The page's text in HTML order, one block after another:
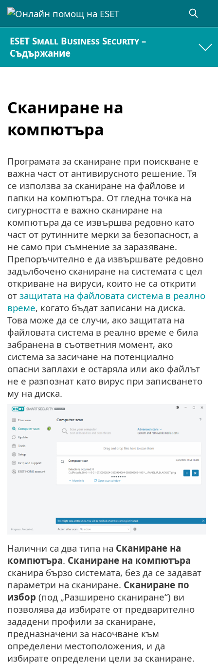
ESET Small Business Security –
Съдържание
Сканиране на
компютъра
Програмата за сканиране при поискване е
важна част от антивирусното решение. Тя
се използва за сканиране на файлове и
папки на компютъра. От гледна точка на
сигурността е важно сканиране на
компютъра да се извършва редовно като
част от рутинните мерки за безопасност, а
не само при съмнение за заразяване.
Препоръчително е да извършвате редовно
задълбочено сканиране на системата с цел
откриване на вируси, които не са открити
от защитата на файловата система в реално
време, когато бъдат записани на диска.
Това може да се случи, ако защитата на
файловата система в реално време е била
забранена в съответния момент, ако
система за засичане на потенциално
опасни заплахи е остаряла или ако файлът
не е разпознат като вирус при записването
му на диска.
Налични са два типа на Сканиране на
компютъра. Сканиране на компютъра
сканира бързо системата, без да се задават
параметри на сканиране. Сканиране по
избор (под „Разширено сканиране“) ви
позволява да избирате от предварително
зададени профили за сканиране,
предназначени за насочване към
определени местоположения, и да
избирате определени цели за сканиране.